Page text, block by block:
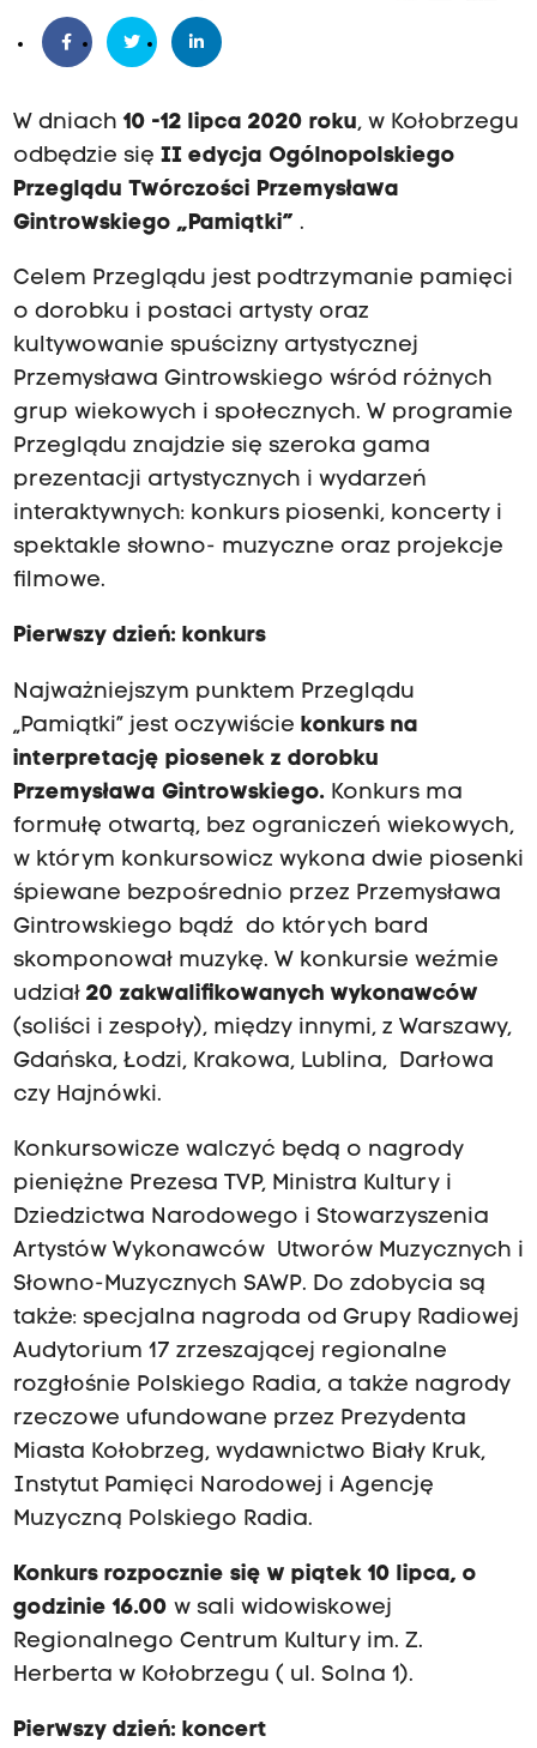
W dniach10 -12 lipca 2020 roku, w Kołobrzegu
odbędzie się II edycja Ogólnopolskiego
Przeglądu Twórczości Przemysława
Gintrowskiego „Pamiątki” .
Celem Przeglądu jest podtrzymanie pamięci
o dorobku i postaci artysty oraz
kultywowanie spuścizny artystycznej
Przemysława Gintrowskiego wśród różnych
grup wiekowych i społecznych. W programie
Przeglądu znajdzie się szeroka gama
prezentacji artystycznych i wydarzeń
interaktywnych: konkurs piosenki, koncerty i
spektakle słowno- muzyczne oraz projekcje
filmowe.
Pierwszy dzień: konkurs
Najważniejszym punktem Przeglądu
„Pamiątki” jest oczywiście konkurs na
interpretację piosenek z dorobku
Przemysława Gintrowskiego. Konkurs ma
formułę otwartą, bez ograniczeń wiekowych,
w którym konkursowicz wykona dwie piosenki
śpiewane bezpośrednio przez Przemysława
Gintrowskiego bądź do których bard
skomponował muzykę. W konkursie weźmie
udział 20 zakwalifikowanych wykonawców
(soliści i zespoły), między innymi, z Warszawy,
Gdańska, Łodzi, Krakowa, Lublina, Darłowa
czy Hajnówki.
Konkursowicze walczyć będą o nagrody
pieniężne Prezesa TVP, Ministra Kultury i
Dziedzictwa Narodowego i Stowarzyszenia
Artystów Wykonawców Utworów Muzycznych i
Słowno-Muzycznych SAWP. Do zdobycia są
także: specjalna nagroda od Grupy Radiowej
Audytorium 17 zrzeszającej regionalne
rozgłośnie Polskiego Radia, a także nagrody
rzeczowe ufundowane przez Prezydenta
Miasta Kołobrzeg, wydawnictwo Biały Kruk,
Instytut Pamięci Narodowej i Agencję
Muzyczną Polskiego Radia.
Konkurs rozpocznie się w piątek 10 lipca, o
godzinie 16.00 w sali widowiskowej
Regionalnego Centrum Kultury im. Z.
Herberta w Kołobrzegu ( ul. Solna 1).
Pierwszy dzień: koncert